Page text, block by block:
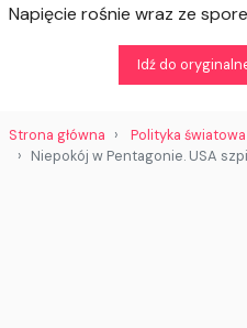
Napięcie rośnie wraz ze
Idź do
Strona główna
Polityka światowa
Niepokój w Pentagonie. USA